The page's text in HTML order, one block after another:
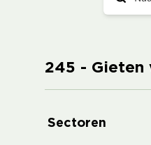
245 - Gieten
Sectoren